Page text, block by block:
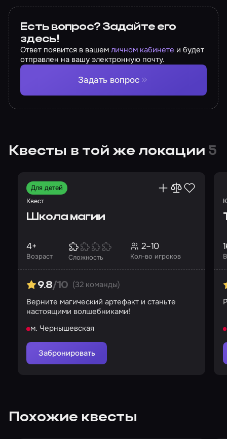
Есть вопрос? Задайте его
здесь!
Ответ появится в вашемличном кабинете и будет
отправлен на вашу электронную почту.
Задать вопрос
Квесты в той же локации 5
Для детей
Квест
Школа магии
Возраст
4+
Сложность Кол-во игроков
2–10
9.8/10 (32 команды)
Верните магический артефакт и станьте
настоящими волшебниками!
м. Чернышевская
Забронировать
Похожие квесты